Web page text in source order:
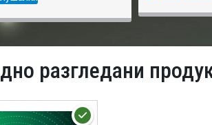
разгледани